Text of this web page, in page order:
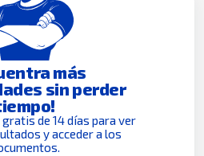
más
sin perder
de 14 días para ver
y acceder a los